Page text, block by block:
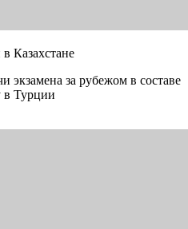
Казахстане
экзамена за рубежом в составе
в Турции